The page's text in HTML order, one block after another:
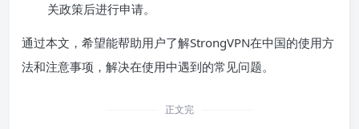
关政策后进行申请。
通过本文，希望能帮助用户了解StrongVPN在中国的使用方
法和注意事项，解决在使用中遇到的常见问题。
正文完